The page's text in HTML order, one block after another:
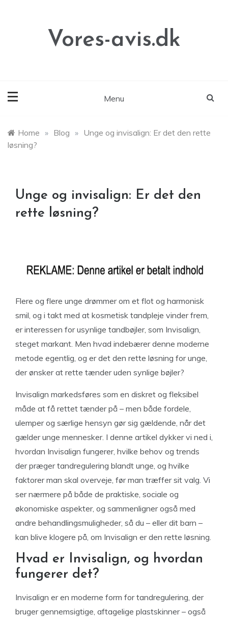
Vores-avis.dk
Menu
Home » Blog » Unge og invisalign: Er det den rette
løsning?
Unge og invisalign: Er det den
rette løsning?
Flere og flere unge drømmer om et flot og harmonisk
smil, og i takt med at kosmetisk tandpleje vinder frem,
er interessen for usynlige tandbøjler, som Invisalign,
steget markant. Men hvad indebærer denne moderne
metode egentlig, og er det den rette løsning for unge,
der ønsker at rette tænder uden synlige bøjler?
Invisalign markedsføres som en diskret og fleksibel
måde at få rettet tænder på – men både fordele,
ulemper og særlige hensyn gør sig gældende, når det
gælder unge mennesker. I denne artikel dykker vi ned i,
hvordan Invisalign fungerer, hvilke behov og trends
der præger tandregulering blandt unge, og hvilke
faktorer man skal overveje, før man træffer sit valg. Vi
ser nærmere på både de praktiske, sociale og
økonomiske aspekter, og sammenligner også med
andre behandlingsmuligheder, så du – eller dit barn –
kan blive klogere på, om Invisalign er den rette løsning.
Hvad er Invisalign, og hvordan
fungerer det?
Invisalign er en moderne form for tandregulering, der
bruger gennemsigtige, aftagelige plastskinner – også